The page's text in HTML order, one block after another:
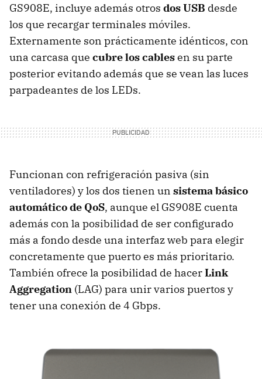
GS908E, incluye además otros dos USB desde
los que recargar terminales móviles.
Externamente son prácticamente idénticos, con
una carcasa que cubre los cablesen su parte
posterior evitando además que se vean las luces
parpadeantes de los LEDs.
Funcionan con refrigeración pasiva (sin
ventiladores) y los dos tienen un sistema básico
automático de QoS, aunque el GS908E cuenta
además con la posibilidad de ser configurado
más a fondo desde una interfaz web para elegir
concretamente que puerto es más prioritario.
También ofrece la posibilidad de hacerLink
Aggregation (LAG) para unir varios puertos y
tener una conexión de 4 Gbps.